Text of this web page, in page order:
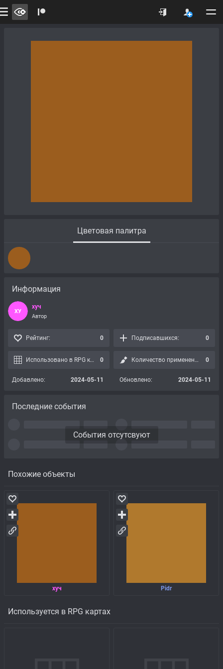
Цветовая палитра
Похожие объекты
хуч Pidr
Используется в RPG картах
Информация
ХУ
хуч
Автор
Рейтинг: 0 Подписавшихся: 0
Использовано в RPG картах: 0 Количество применений: 0
Добавлено: 2024-05-11 Обновлено: 2024-05-11
Последние события
События отсутсвуют